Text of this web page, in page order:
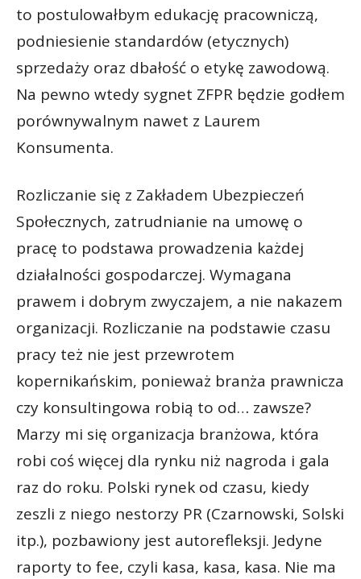
to postulowałbym edukację pracowniczą,
podniesienie standardów (etycznych)
sprzedaży oraz dbałość o etykę zawodową.
Na pewno wtedy sygnet ZFPR będzie godłem
porównywalnym nawet z Laurem
Konsumenta.
Rozliczanie się z Zakładem Ubezpieczeń
Społecznych, zatrudnianie na umowę o
pracę to podstawa prowadzenia każdej
działalności gospodarczej. Wymagana
prawem i dobrym zwyczajem, a nie nakazem
organizacji. Rozliczanie na podstawie czasu
pracy też nie jest przewrotem
kopernikańskim, ponieważ branża prawnicza
czy konsultingowa robią to od… zawsze?
Marzy mi się organizacja branżowa, która
robi coś więcej dla rynku niż nagroda i gala
raz do roku. Polski rynek od czasu, kiedy
zeszli z niego nestorzy PR (Czarnowski, Solski
itp.), pozbawiony jest autorefleksji. Jedyne
raporty to fee, czyli kasa, kasa, kasa. Nie ma